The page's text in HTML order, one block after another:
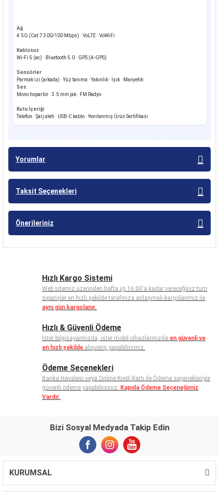
Ağ
4.5G (Cat.7 300/100 Mbps) · VoLTE · VoWiFi
Kablosuz
Wi-Fi 5 (ac) · Bluetooth 5.0 · GPS (A-GPS)
Sensörler
Parmak izi (arkada) · Yüz tanıma · Yakınlık · Işık · Manyetik
Ses
Mono hoparlör · 3.5 mm jak · FM Radyo
Kutu İçeriği
Telefon · Şarj aleti · USB-C kablo · Yenilenmiş Ürün Sertifikası
Yorumlar
Taksit Seçenekleri
Önerileriniz
Hızlı Kargo Sistemi
Web sitemiz üzerinden hafta içi 16:00'a kadar vereceğiniz tüm
siparişler en hızlı şekilde tarafınıza anlaşmalı kargolarımız ile
aynı gün kargolanır.
Hızlı & Güvenli Ödeme
İster bilgisayarınızda, ister mobil cihazlarınızda en güvenli ve
en hızlı şekilde alışveriş yapabilirsiniz.
Ödeme Seçenekleri
Banka Havalesi veya Online Kredi Kartı ile Ödeme seçenekleriyle
güvenli ödeme yapabilirsiniz. Kapıda Ödeme Seçeneğimiz
Vardır.
Bizi Sosyal Medyada Takip Edin
KURUMSAL